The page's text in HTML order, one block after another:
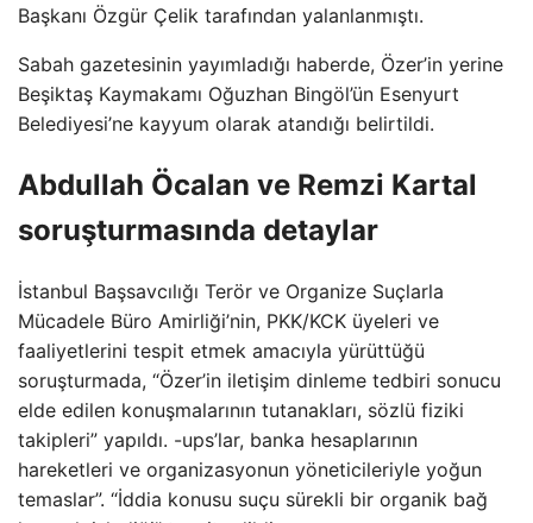
Başkanı Özgür Çelik tarafından yalanlanmıştı.
Sabah gazetesinin yayımladığı haberde, Özer’in yerine
Beşiktaş Kaymakamı Oğuzhan Bingöl’ün Esenyurt
Belediyesi’ne kayyum olarak atandığı belirtildi.
Abdullah Öcalan ve Remzi Kartal
soruşturmasında detaylar
İstanbul Başsavcılığı Terör ve Organize Suçlarla
Mücadele Büro Amirliği’nin, PKK/KCK üyeleri ve
faaliyetlerini tespit etmek amacıyla yürüttüğü
soruşturmada, “Özer’in iletişim dinleme tedbiri sonucu
elde edilen konuşmalarının tutanakları, sözlü fiziki
takipleri” yapıldı. -ups’lar, banka hesaplarının
hareketleri ve organizasyonun yöneticileriyle yoğun
temaslar”. “İddia konusu suçu sürekli bir organik bağ